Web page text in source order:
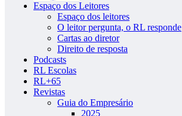
Espaço dos Leitores
Espaço dos leitores
O leitor pergunta, o RL responde
Cartas ao diretor
Direito de resposta
Podcasts
RL Escolas
RL+65
Revistas
Guia do Empresário
2025